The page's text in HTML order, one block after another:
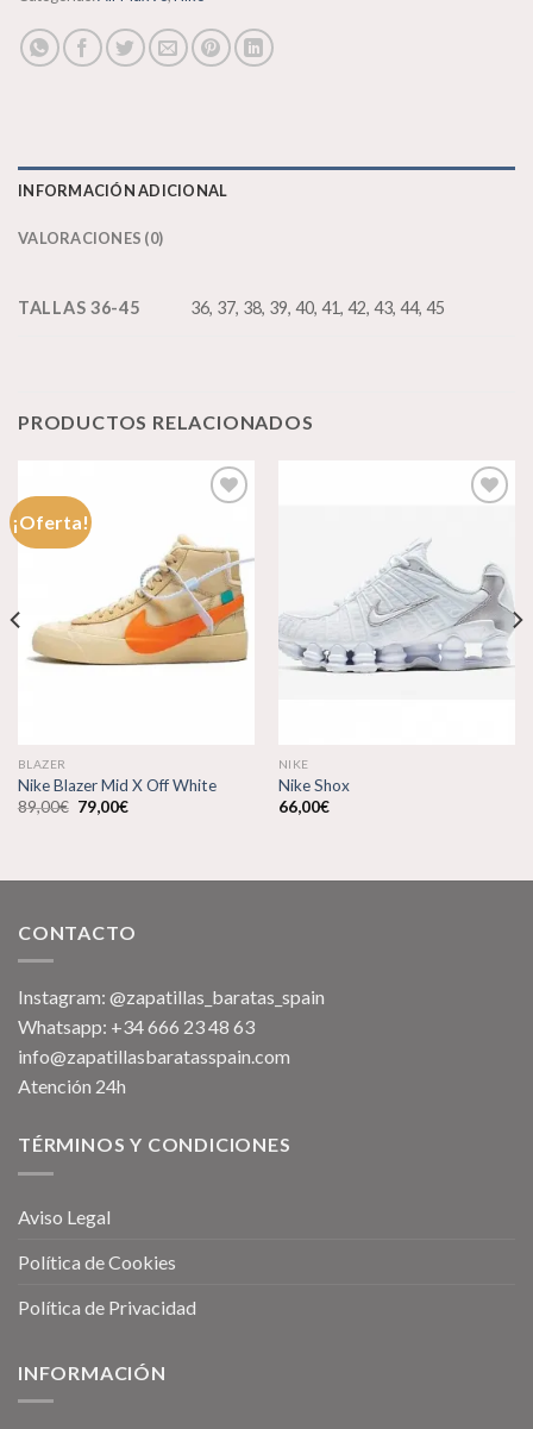
INFORMACIÓN ADICIONAL
VALORACIONES (0)
TALLAS 36-45 36, 37, 38, 39, 40, 41, 42, 43, 44, 45
PRODUCTOS RELACIONADOS
¡Oferta!
Añadir
a la
lista de
deseos
BLAZER
Nike Blazer Mid X Off White
89,00€ El
precio
79,00€El
Añadir
a la
lista de
deseos
NIKE
Nike Shox
66,00€
CONTACTO
Instagram: @zapatillas_baratas_spain
Whatsapp: +34 666 23 48 63
info@zapatillasbaratasspain.com
Atención 24h
TÉRMINOS Y CONDICIONES
Aviso Legal
Política de Cookies
Política de Privacidad
INFORMACIÓN